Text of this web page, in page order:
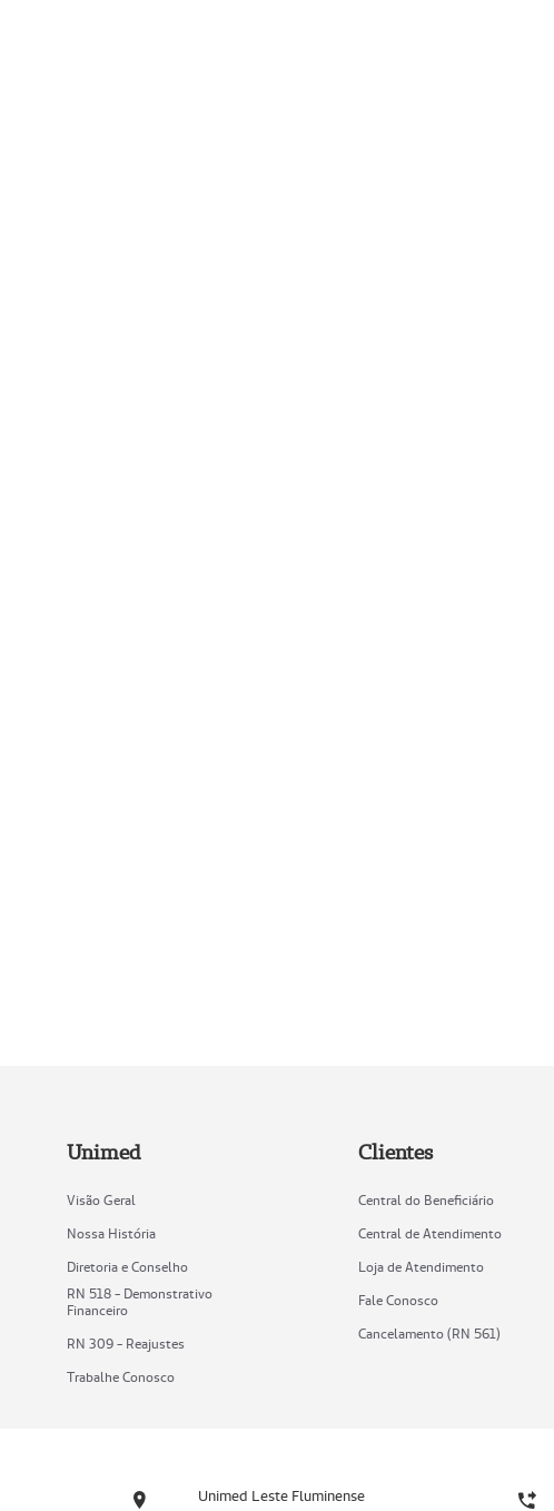
Unimed
Visão Geral
Nossa História
Diretoria e Conselho
RN 518 - Demonstrativo
Financeiro
RN 309 - Reajustes
Trabalhe Conosco
Clientes
Central do Beneficiário
Central de Atendimento
Loja de Atendimento
Fale Conosco
Cancelamento (RN 561)
Unimed Leste Fluminense